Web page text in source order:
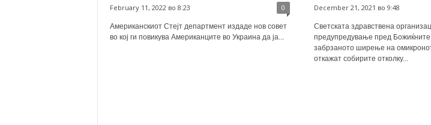
February 11, 2022 во 8:23 0
Американскиот Стејт департмент издаде нов совет
во кој ги повикува Американците во Украина да ја...
December 21, 2021 во 9:48
Светската здравствена
предупредување пред
забрзаното ширење на
откажат собирите отколку...